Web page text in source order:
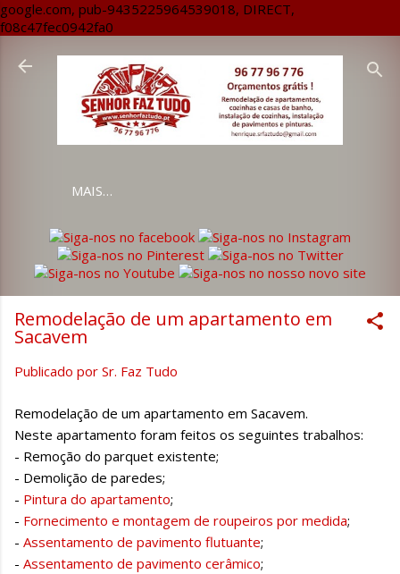
google.com, pub-9435225964539018, DIRECT,
f08c47fec0942fa0Avançar para o conteúdo principal
MAIS…
Remodelação de um apartamento em
Sacavem
Publicado por Sr. Faz Tudo
Remodelação de um apartamento em Sacavem.
Neste apartamento foram feitos os seguintes trabalhos:
- Remoção do parquet existente;
- Demolição de paredes;
- Pintura do apartamento;
- Fornecimento e montagem de roupeiros por medida;
- Assentamento de pavimento flutuante;
- Assentamento de pavimento cerâmico;